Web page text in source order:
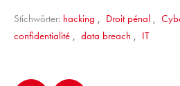
Stichwörter: hacking , Droit pénal ,
confidentialité , data breach , IT